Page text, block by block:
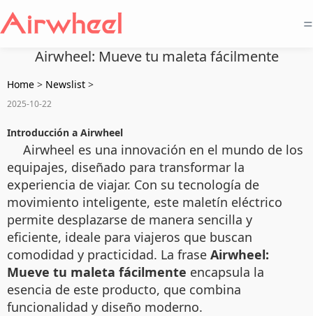
=
Airwheel: Mueve tu maleta fácilmente
Home > Newslist >
2025-10-22
Introducción a Airwheel
Airwheel es una innovación en el mundo de los
equipajes, diseñado para transformar la
experiencia de viajar. Con su tecnología de
movimiento inteligente, este maletín eléctrico
permite desplazarse de manera sencilla y
eficiente, ideale para viajeros que buscan
comodidad y practicidad. La frase Airwheel:
Mueve tu maleta fácilmente encapsula la
esencia de este producto, que combina
funcionalidad y diseño moderno.